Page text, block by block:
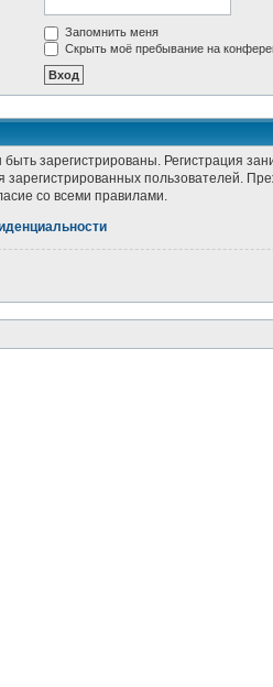
Запомнить меня
Скрыть моё пребывание на
зарегистрированы. Регистрация
зарегистрированных пользователей.
со всеми правилами.